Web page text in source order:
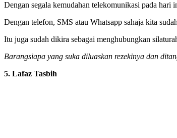
Dengan segala kemudahan telekomunikasi pada
Dengan telefon, SMS atau Whatsapp sahaja kita
Itu juga sudah dikira sebagai menghubungkan
Barangsiapa yang suka diluaskan rezekinya dan
5. Lafaz Tasbih